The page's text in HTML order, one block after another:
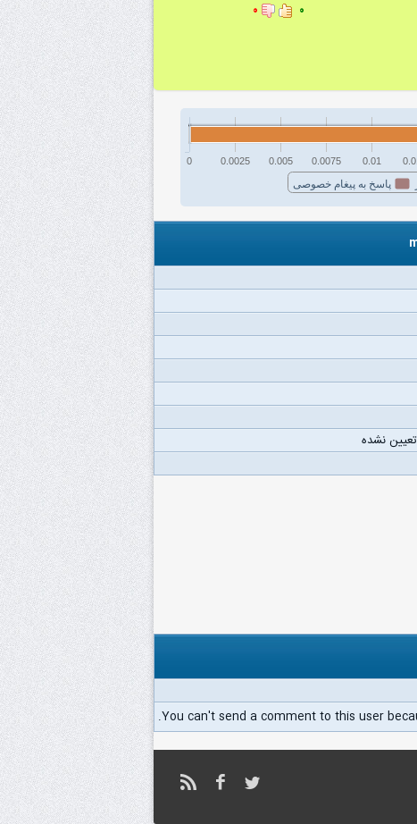
۰ ۰
پاسخ به پیغام خصوصی
0 0.0025 0.005 0.0075 0.01
تعیین نشده
You can't send a comment to this user